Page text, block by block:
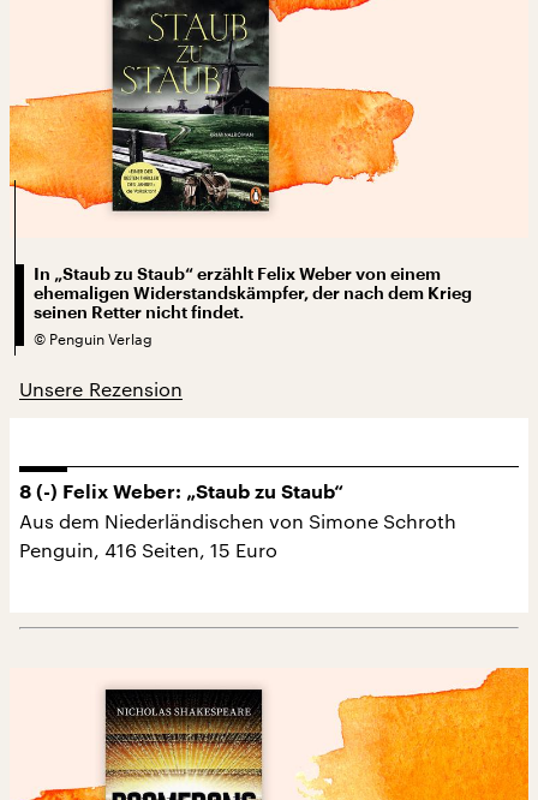
In „Staub zu Staub“ erzählt Felix Weber von einem
ehemaligen Widerstandskämpfer, der nach dem Krieg
seinen Retter nicht findet.
© Penguin Verlag
Unsere Rezension
8 (-) Felix Weber: „Staub zu Staub“
Aus dem Niederländischen von Simone Schroth
Penguin, 416 Seiten, 15 Euro